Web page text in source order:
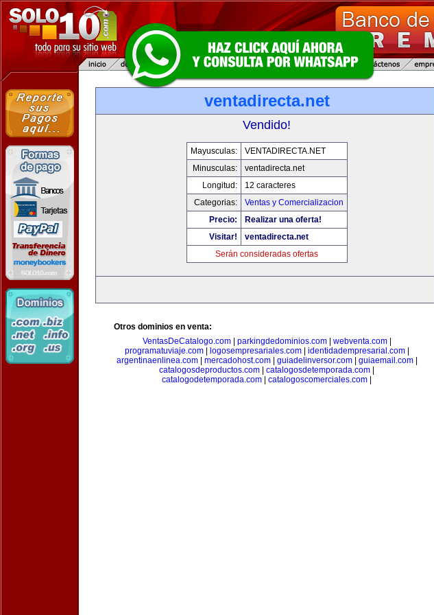
ventadirecta.net
Vendido!
Mayusculas:
VENTADIRECTA.NET
Minusculas:
ventadirecta.net
Longitud:
12 caracteres
Categorias:
Ventas y Comercializacion
Precio:
Realizar una oferta!
Visitar!
ventadirecta.net
Serán consideradas ofertas
Otros dominios en venta:
VentasDeCatalogo.com| parkingdedominios.com| webventa.com|
programatuviaje.com| logosempresariales.com| identidadempresarial.com|
argentinaenlinea.com| mercadohost.com| guiadelinversor.com| guiaemail.com|
catalogosdeproductos.com
catalogosdetemporada.com
catalogodetemporada.com
catalogoscomerciales.com